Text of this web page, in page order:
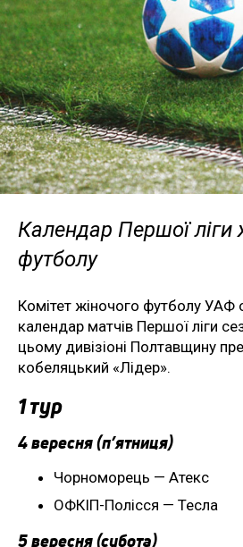
Календар Першої ліги
футболу
Комітет жіночого футболу
календар матчів Першої ліги
цьому дивізіоні Полтавщину
кобеляцький «Лідер».
1 тур
4 вересня (п’ятниця)
Чорноморець — Атекс
ОФКІП-Полісся — Тесла
5 вересня (субота)